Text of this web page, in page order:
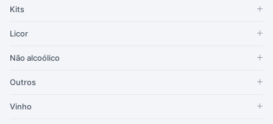
Kits
Licor
Não alcoólico
Outros
Vinho